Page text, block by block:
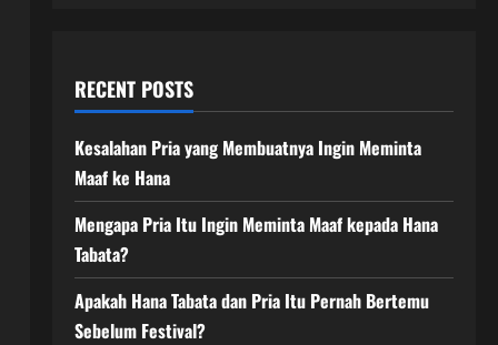
RECENT POSTS
Kesalahan Pria yang Membuatnya Ingin Meminta
Maaf ke Hana
Mengapa Pria Itu Ingin Meminta Maaf kepada Hana
Tabata?
Apakah Hana Tabata dan Pria Itu Pernah Bertemu
Sebelum Festival?